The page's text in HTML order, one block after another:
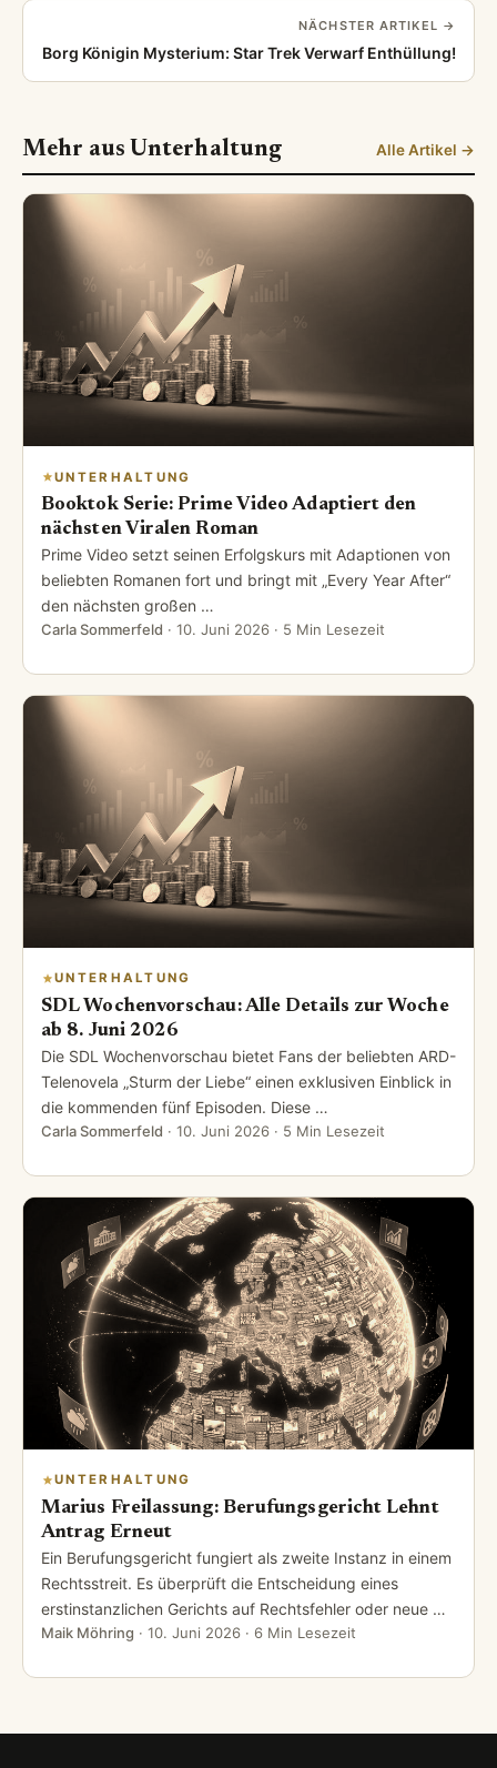
NÄCHSTER ARTIKEL →
Borg Königin Mysterium: Star Trek Verwarf Enthüllung!
Mehr aus Unterhaltung Alle Artikel →
UNTERHALTUNG
Booktok Serie: Prime Video Adaptiert den
nächsten Viralen Roman
Prime Video setzt seinen Erfolgskurs mit Adaptionen von
beliebten Romanen fort und bringt mit „Every Year After“
den nächsten großen …
Carla Sommerfeld · 10. Juni 2026 · 5 Min Lesezeit
UNTERHALTUNG
SDL Wochenvorschau: Alle Details zur Woche
ab 8. Juni 2026
Die SDL Wochenvorschau bietet Fans der beliebten ARD-
Telenovela „Sturm der Liebe“ einen exklusiven Einblick in
die kommenden fünf Episoden. Diese …
Carla Sommerfeld · 10. Juni 2026 · 5 Min Lesezeit
UNTERHALTUNG
Marius Freilassung: Berufungsgericht Lehnt
Antrag Erneut
Ein Berufungsgericht fungiert als zweite Instanz in einem
Rechtsstreit. Es überprüft die Entscheidung eines
erstinstanzlichen Gerichts auf Rechtsfehler oder neue …
Maik Möhring · 10. Juni 2026 · 6 Min Lesezeit